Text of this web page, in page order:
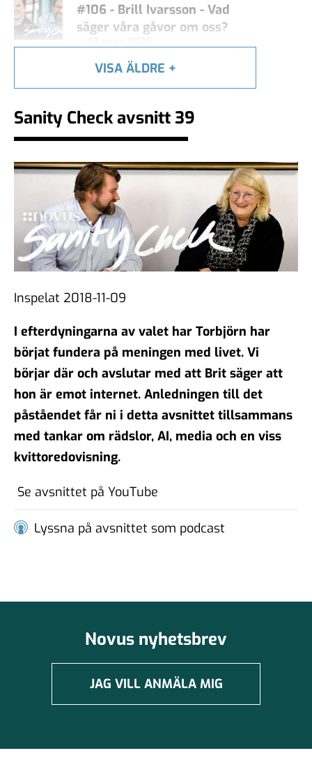
#106 - Brill Ivarsson - Vad
säger våra gåvor om oss?
#105 - Carl Heath - Äger
techjättarna vårt
demokratiska samtal?
06 feb 2026
#104 - Åsa Larsson - AI,
algoritmer och vikten av
källkritik
16 jan 2026
#103 - Anna Troberg - Ett
kunskaps- och kulturbärande
samhälle
05 dec 2025
#102 - Brit Stakston - den
20 nov 2025
#101 - Ulrika Lindstrand -
#100 - Magnus Hjort - Att
hantera
informationspåverkan
VISA ÄLDRE +
Sanity Check avsnitt 39
Inspelat 2018-11-09
I efterdyningarna av valet har Torbjörn har
börjat fundera på meningen med livet. Vi
börjar där och avslutar med att Brit säger att
hon är emot internet. Anledningen till det
påståendet får ni i detta avsnittet tillsammans
med tankar om rädslor, AI, media och en viss
kvittoredovisning.
Se avsnittet på YouTube
Lyssna på avsnittet som podcast
Novus nyhetsbrev
JAG VILL ANMÄLA MIG